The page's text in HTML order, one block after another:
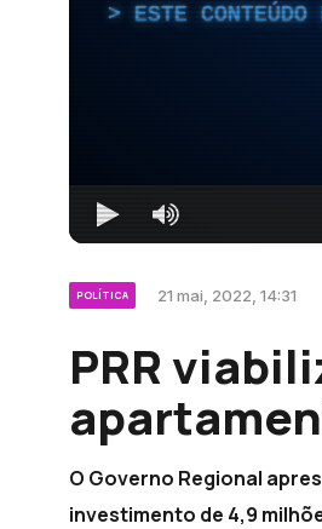
ESTE
POLÍTICA 21 mai, 2022, 14:31
PRR
O Governo Regional
investimento de 4,9